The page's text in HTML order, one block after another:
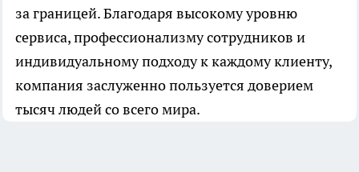
за границей. Благодаря высокому уровню
сервиса, профессионализму сотрудников и
индивидуальному подходу к каждому клиенту,
компания заслуженно пользуется доверием
тысяч людей со всего мира.